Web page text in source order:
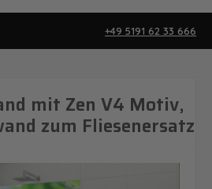
+49 5191 62 33 666
mit Zen V4 Motiv,
zum Fliesenersatz